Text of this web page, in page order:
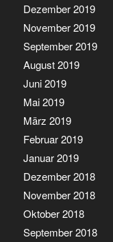
Dezember 2019
November 2019
September 2019
August 2019
Juni 2019
Mai 2019
März 2019
Februar 2019
Januar 2019
Dezember 2018
November 2018
Oktober 2018
September 2018